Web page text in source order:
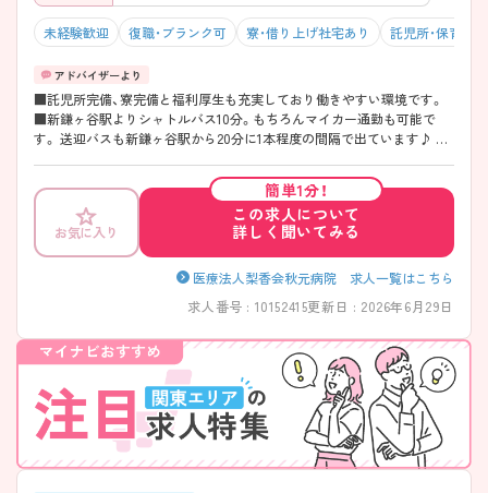
未経験歓迎 復職・ブランク可 寮・借り上げ社宅あり 託児所・保育支
■託児所完備、寮完備と福利厚生も充実しており働きやすい環境です。
■新鎌ヶ谷駅よりシャトルバス10分。もちろんマイカー通勤も可能で
す。 送迎バスも新鎌ヶ谷駅から20分に1本程度の間隔で出ています♪ ご
お気に入り
簡単1分！
この求人について
詳しく聞いてみる
医療法人梨香会秋元病院 求人一覧はこちら
求人番号 : 10152415更新日 : 2026年6月29日